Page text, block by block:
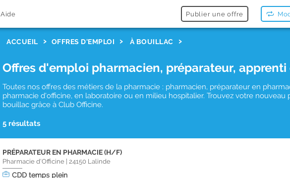
Aide Publier une offre
ACCUEIL OFFRES D'EMPLOI À BOUILLAC
Offres d'emploi pharmacien, préparateur,
Toutes nos offres des métiers de la pharmacie : pharmacien, préparateur en
pharmacie d'officine, en laboratoire ou en milieu hospitalier. Trouvez votre
bouillac grâce à Club Officine.
5 résultats
PRÉPARATEUR EN PHARMACIE (H/F)
Pharmacie d'Officine |24150 Lalinde
CDDtemps plein